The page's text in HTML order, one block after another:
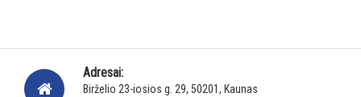
Adresai:
Birželio 23-iosios g. 29, 50201, Kaunas